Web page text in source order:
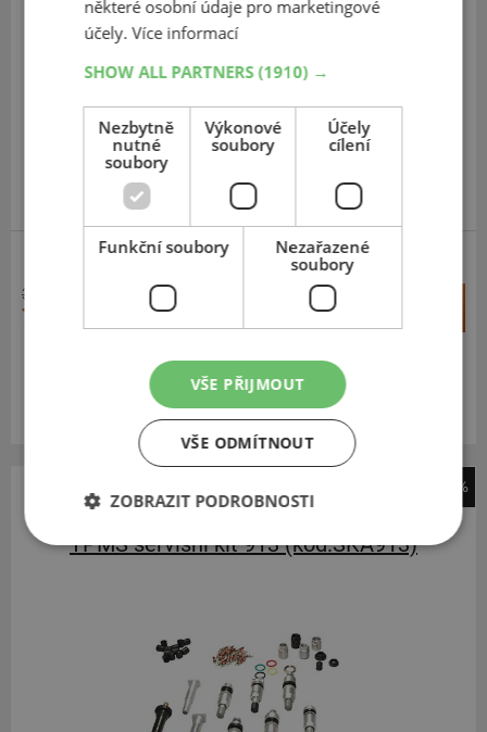
363 Kč
71 Kč
+
SKLADEM Expedujeme ještě dnes
Na prodejně v Opavě 20 ks.
-90%
TPMS servisní kit 913 (kód:SKA913)
některé osobní údaje pro marketingové
účely.Více informací
SHOW ALL PARTNERS(1910) →
Nezbytně
nutné
soubory
Výkonové
soubory
Účely
cílení
Funkční soubory
Nezařazené
soubory
VŠE PŘIJMOUT
VŠE ODMÍTNOUT
ZOBRAZIT PODROBNOSTI